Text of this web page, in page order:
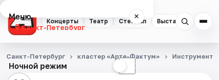
Концерты Театр Стендап Выставки
Меню ×
Санкт-Петербург
Концерты
Театр
Ночной режим ☾
Санкт-Петербург кластер «Арте-Фактум»